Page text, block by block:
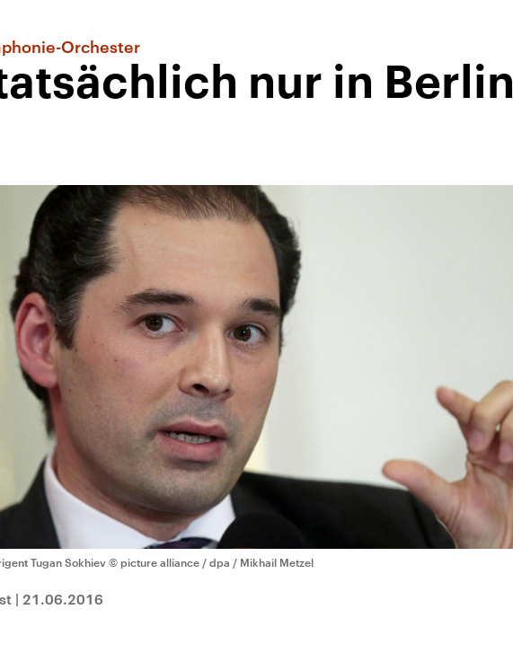
Orchester
nur in Berlin
Tugan Sokhiev © picture alliance / dpa / Mikhail Metzel
| 21.06.2016